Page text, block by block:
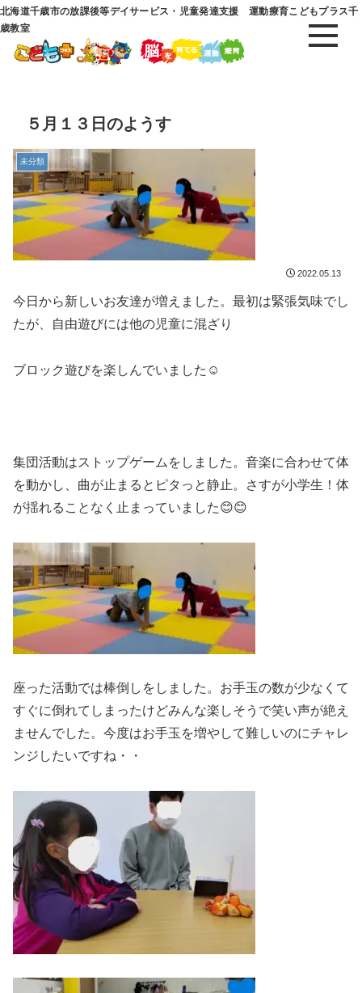
北海道千歳市の放課後等デイサービス・児童発達支援 運動療育こどもプラス千
歳教室
５月１３日のようす
未分類
2022.05.13
今日から新しいお友達が増えました。最初は緊張気味でし
たが、自由遊びには他の児童に混ざり
ブロック遊びを楽しんでいました☺
集団活動はストップゲームをしました。音楽に合わせて体
を動かし、曲が止まるとピタっと静止。さすが小学生！体
が揺れることなく止まっていました😊😊
座った活動では棒倒しをしました。お手玉の数が少なくて
すぐに倒れてしまったけどみんな楽しそうで笑い声が絶え
ませんでした。今度はお手玉を増やして難しいのにチャレ
ンジしたいですね・・